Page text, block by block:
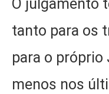
O julgamento
tanto para os
para o próprio
menos nos